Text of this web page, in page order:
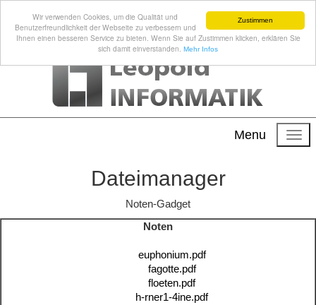
Zustimmen
Wir verwenden Cookies, um die Qualität und
Benutzerfreundlichkeit der Webseite zu verbessern und
Ihnen einen besseren Service zu bieten. Wenn Sie auf Zustimmen klicken, erklären Sie
sich damit einverstanden. Mehr Infos
Menu
Dateimanager
Noten-Gadget
Noten
euphonium.pdf
fagotte.pdf
floeten.pdf
h-rner1-4ine.pdf